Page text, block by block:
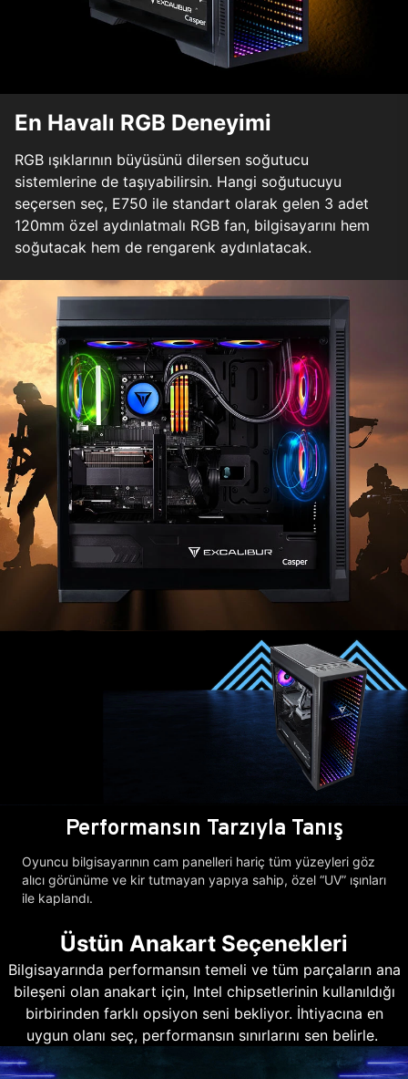
En Havalı RGB Deneyimi
RGB ışıklarının büyüsünü dilersen soğutucu
sistemlerine de taşıyabilirsin. Hangi soğutucuyu
seçersen seç, E750 ile standart olarak gelen 3 adet
120mm özel aydınlatmalı RGB fan, bilgisayarını hem
soğutacak hem de rengarenk aydınlatacak.
Performansın Tarzıyla Tanış
Oyuncu bilgisayarının cam panelleri hariç tüm yüzeyleri göz
alıcı görünüme ve kir tutmayan yapıya sahip, özel “UV” ışınları
ile kaplandı.
Üstün Anakart Seçenekleri
Bilgisayarında performansın temeli ve tüm parçaların ana
bileşeni olan anakart için, Intel chipsetlerinin kullanıldığı
birbirinden farklı opsiyon seni bekliyor. İhtiyacına en
uygun olanı seç, performansın sınırlarını sen belirle.